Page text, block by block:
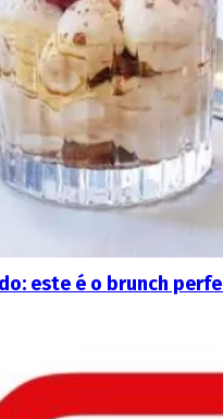
este é o brunch